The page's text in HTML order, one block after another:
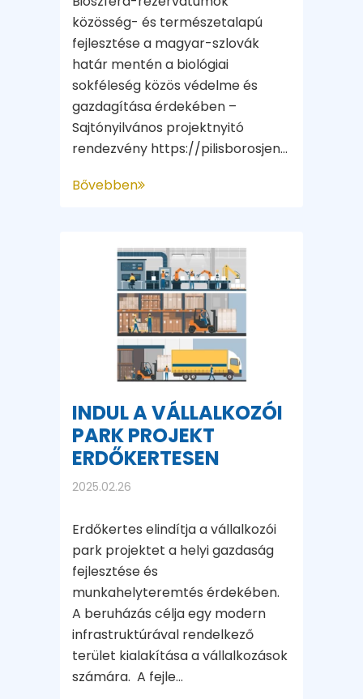
közösség- és természetalapú
fejlesztése a magyar-szlovák
határ mentén a biológiai
sokféleség közös védelme és
gazdagítása érdekében –
Sajtónyilvános projektnyitó
rendezvény https://pilisborosjen...
Bővebben
INDUL A VÁLLALKOZÓI
PARK PROJEKT
ERDŐKERTESEN
2025.02.26
Erdőkertes elindítja a vállalkozói
park projektet a helyi gazdaság
fejlesztése és
munkahelyteremtés érdekében.
A beruházás célja egy modern
infrastruktúrával rendelkező
terület kialakítása a vállalkozások
számára. A fejle...